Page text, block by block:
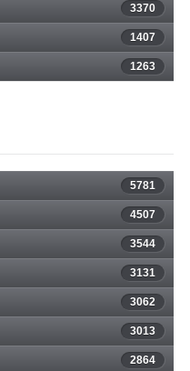
3370
1407
1263
5781
4507
3544
3131
3062
3013
2864